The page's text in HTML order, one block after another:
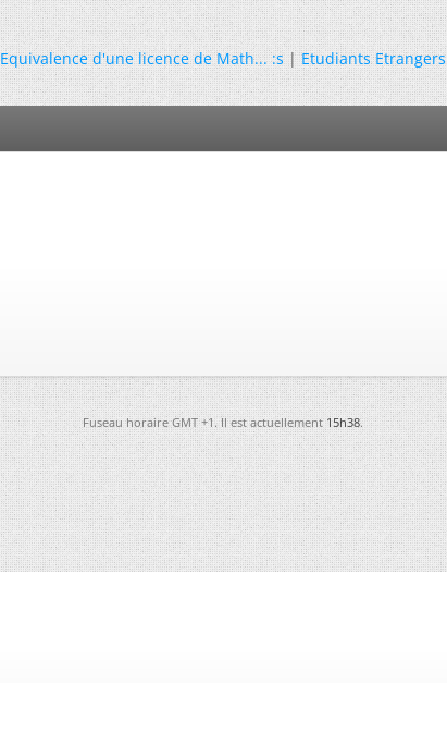
Equivalence d'une licence de Math... :s|Etudiants Etrangers
Fuseau horaire GMT +1. Il est actuellement15h38.